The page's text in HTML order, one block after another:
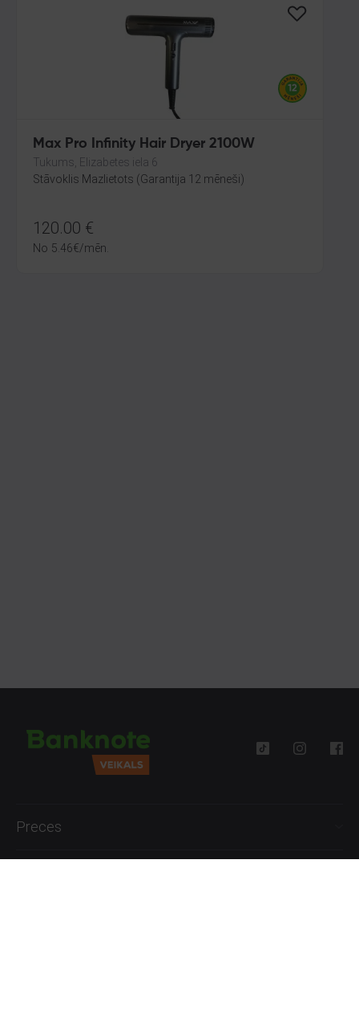
Max Pro Infinity Hair Dryer 2100W
Tukums, Elizabetes iela 6
Stāvoklis Mazlietots (Garantija 12 mēneši)
120.00 €
No 5.46€/mēn.
Preces